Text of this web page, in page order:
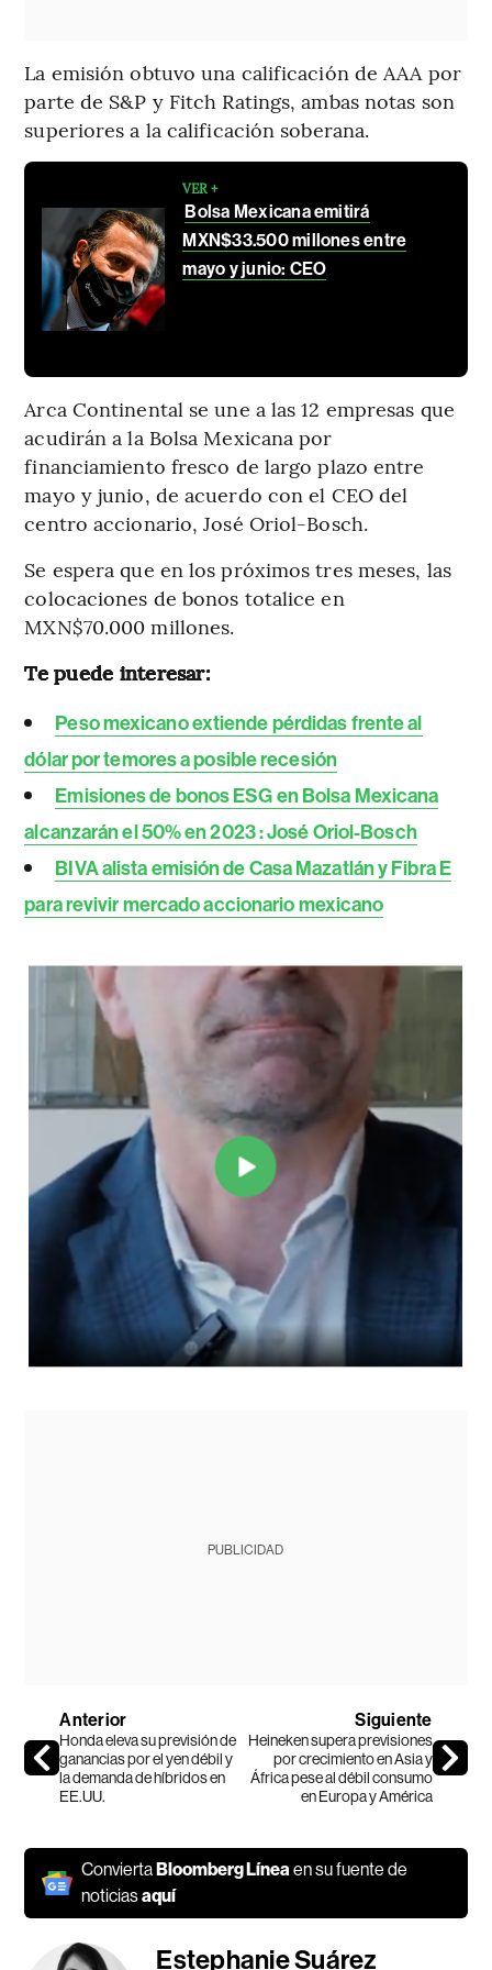
La emisión obtuvo una calificación de AAA por
parte de S&P y Fitch Ratings, ambas notas son
superiores a la calificación soberana.
VER +
Bolsa Mexicana emitirá
MXN$33.500 millones entre
mayo y junio: CEO
Arca Continental se une a las 12 empresas que
acudirán a la Bolsa Mexicana por
financiamiento fresco de largo plazo entre
mayo y junio, de acuerdo con el CEO del
centro accionario, José Oriol-Bosch.
Se espera que en los próximos tres meses, las
colocaciones de bonos totalice en
MXN$70.000 millones.
Te puede interesar:
Peso mexicano extiende pérdidas frente al
dólar por temores a posible recesión
Emisiones de bonos ESG en Bolsa Mexicana
alcanzarán el 50% en 2023 : José Oriol-Bosch
BIVA alista emisión de Casa Mazatlán y Fibra E
para revivir mercado accionario mexicano
PUBLICIDAD
Anterior
Honda eleva su previsión de
ganancias por el yen débil y
la demanda de híbridos en
EE.UU.
Siguiente
Heineken supera previsiones
por crecimiento en Asia y
África pese al débil consumo
en Europa y América
ConviertaBloomberg Líneaen su fuente de
noticiasaquí
Estephanie Suárez